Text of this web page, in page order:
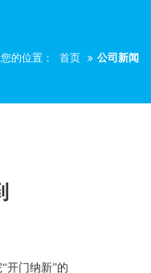
您的位置： 首页 公司新闻